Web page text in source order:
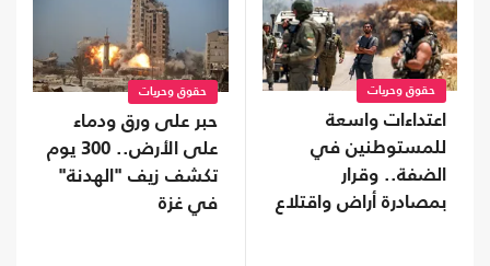
حقوق وحريات
اعتداءات واسعة
للمستوطنين في
الضفة.. وقرار
بمصادرة أراض واقتلاع
حقوق وحريات
حبر على ورق ودماء
على الأرض.. 300 يوم
تكشف زيف "الهدنة"
في غزة